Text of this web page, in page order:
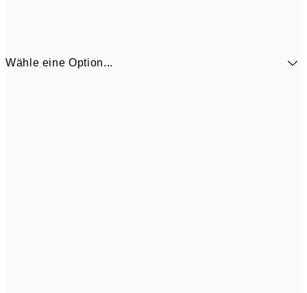
Wähle eine Option...